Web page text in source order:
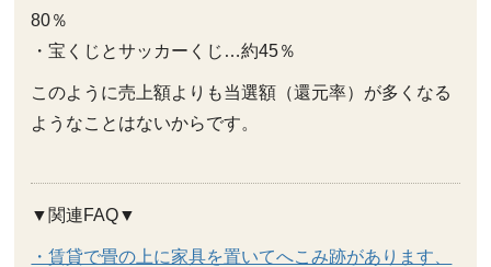
80％
・宝くじとサッカーくじ…約45％
このように売上額よりも当選額（還元率）が多くなる
ようなことはないからです。
▼関連FAQ▼
・賃貸で畳の上に家具を置いてへこみ跡があります、